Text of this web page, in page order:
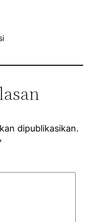
dipublikasikan.